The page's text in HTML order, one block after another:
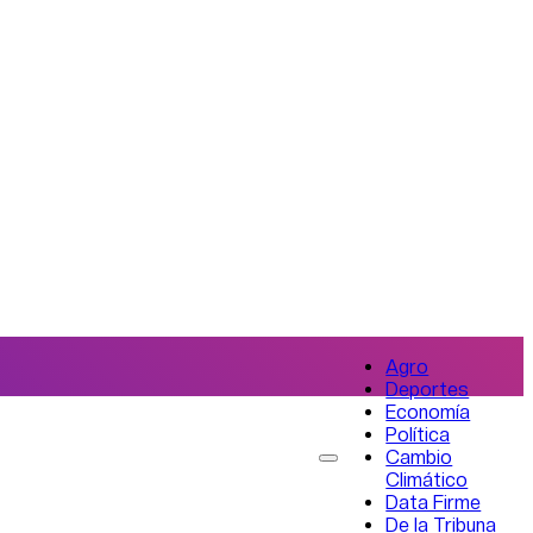
Agro
Deportes
Economía
Política
Cambio
Climático
Data Firme
De la Tribuna